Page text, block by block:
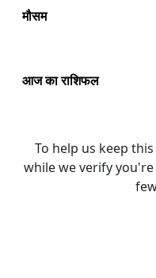
मौसम
आज का राशिफल